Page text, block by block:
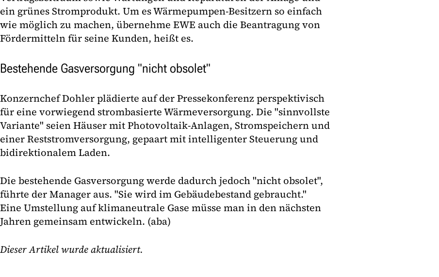
ein grünes Stromprodukt. Um es Wärmepumpen-Besitzern so einfach
wie möglich zu machen, übernehme EWE auch die Beantragung von
Fördermitteln für seine Kunden, heißt es.
Bestehende Gasversorgung "nicht obsolet"
Konzernchef Dohler plädierte auf der Pressekonferenz perspektivisch
für eine vorwiegend strombasierte Wärmeversorgung. Die "sinnvollste
Variante" seien Häuser mit Photovoltaik-Anlagen, Stromspeichern und
einer Reststromversorgung, gepaart mit intelligenter Steuerung und
bidirektionalem Laden.
Die bestehende Gasversorgung werde dadurch jedoch "nicht obsolet",
führte der Manager aus. "Sie wird im Gebäudebestand gebraucht."
Eine Umstellung auf klimaneutrale Gase müsse man in den nächsten
Jahren gemeinsam entwickeln. (aba)
Dieser Artikel wurde aktualisiert.